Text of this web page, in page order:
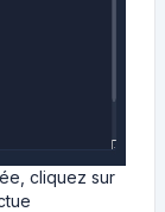
cliquez sur